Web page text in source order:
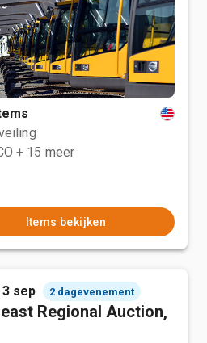
+ 15 meer
Items bekijken
sep 2 dagevenement
Regional Auction,